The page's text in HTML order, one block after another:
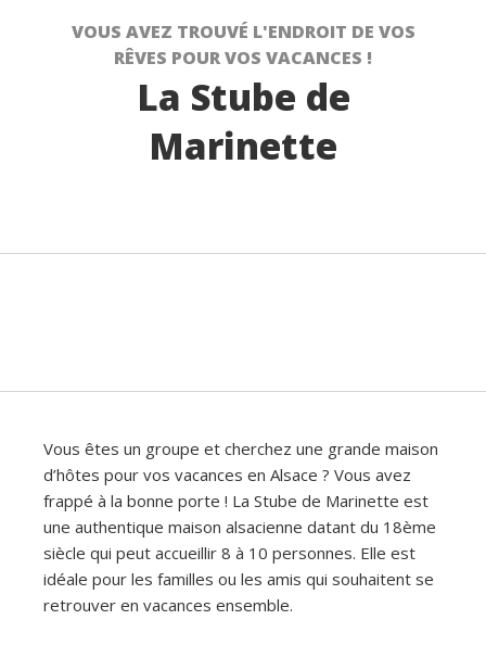
VOUS AVEZ TROUVÉ L'ENDROIT DE VOS
RÊVES POUR VOS VACANCES !
La Stube de
Marinette
Vous êtes un groupe et cherchez une grande maison
d’hôtes pour vos vacances en Alsace ? Vous avez
frappé à la bonne porte ! La Stube de Marinette est
une authentique maison alsacienne datant du 18ème
siècle qui peut accueillir 8 à 10 personnes. Elle est
idéale pour les familles ou les amis qui souhaitent se
retrouver en vacances ensemble.